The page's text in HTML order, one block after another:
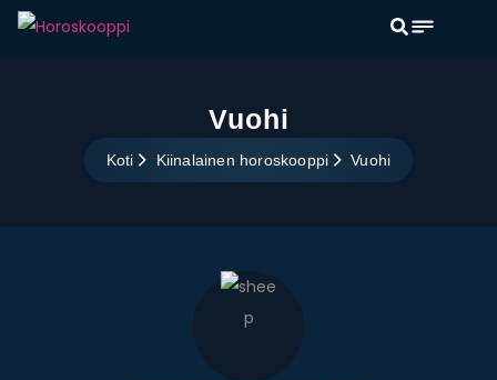
Vuohi
Koti Kiinalainen horoskooppi Vuohi